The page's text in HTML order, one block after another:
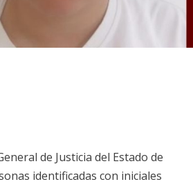
de Justicia del Estado de
identificadas con iniciales